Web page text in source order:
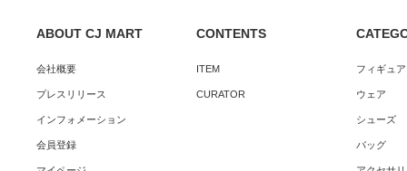
ABOUT CJ MART
会社概要
プレスリリース
インフォメーション
会員登録
CONTENTS
ITEM
CURATOR
フィギュ
ウェア
シューズ
バッグ